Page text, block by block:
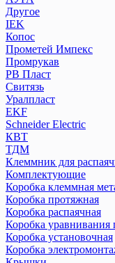
Другое
IEK
Копос
Прометей Импекс
Промрукав
РВ Пласт
Свитязь
Уралпласт
EKF
Schneider Electric
КВТ
ТДМ
Клеммник для
Комплектующие
Коробка клеммная
Коробка протяжная
Коробка распаячная
Коробка уравнивания
Коробка установочная
Коробка